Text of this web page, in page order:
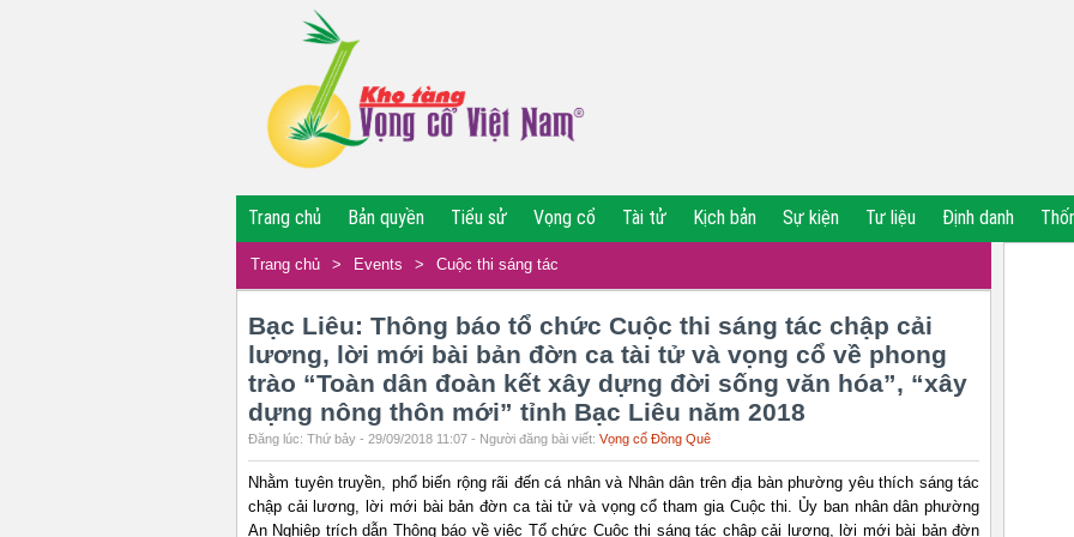
Trang chủ Bản quyền Tiểu sử Vọng cổ Tài tử Kịch bản Sự kiện Tư liệu Định danh
Trang chủ > Events > Cuộc thi sáng tác
Bạc Liêu: Thông báo tổ chức Cuộc thi sáng tác chập cải
lương, lời mới bài bản đờn ca tài tử và vọng cổ về phong
trào “Toàn dân đoàn kết xây dựng đời sống văn hóa”, “xây
dựng nông thôn mới” tỉnh Bạc Liêu năm 2018
Đăng lúc: Thứ bảy - 29/09/2018 11:07 - Người đăng bài viết: Vọng cổ Đồng Quê
Nhằm tuyên truyền, phổ biến rộng rãi đến cá nhân và Nhân dân trên địa bàn phường yêu thích sáng tác
chập cải lương, lời mới bài bản đờn ca tài tử và vọng cổ tham gia Cuộc thi. Ủy ban nhân dân phường
An Nghiệp trích dẫn Thông báo về việc Tổ chức Cuộc thi sáng tác chập cải lương, lời mới bài bản đờn